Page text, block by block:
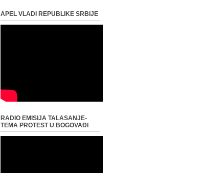
APEL VLADI REPUBLIKE SRBIJE
RADIO EMISIJA TALASANJE-
TEMA PROTEST U BOGOVAĐI